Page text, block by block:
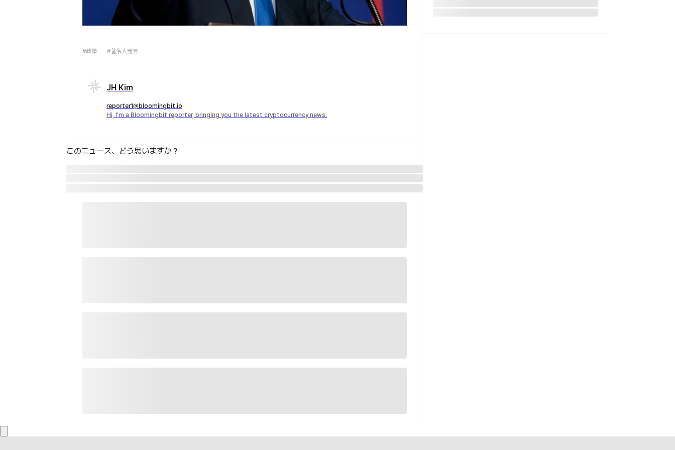
#政策 #著名人発言
JH Kim
reporter1@bloomingbit.io
Hi, I'm a Bloomingbit reporter, bringing you the latest cryptocurrency news.
このニュース、どう思いますか？